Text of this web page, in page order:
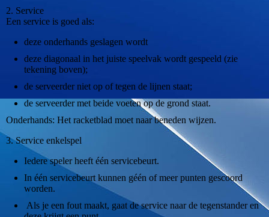
2. Service
Een service is goed als:
deze onderhands geslagen wordt
deze diagonaal in het juiste speelvak wordt gespeeld (zie
tekening boven);
de serveerder niet op of tegen de lijnen staat;
de serveerder met beide voeten op de grond staat.
Onderhands: Het racketblad moet naar beneden wijzen.
3. Service enkelspel
Iedere speler heeft één servicebeurt.
In één servicebeurt kunnen géén of meer punten gescoord
worden.
Als je een fout maakt, gaat de service naar de tegenstander en